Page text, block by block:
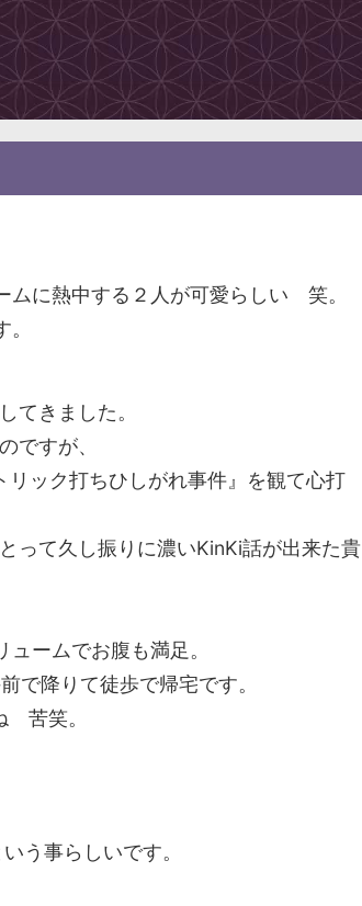
ムに熱中する２人が可愛らしい 笑。
てきました。
ですが、
ック打ちひしがれ事件』を観て心打
って久し振りに濃いKinKi話が出来た貴
ームでお腹も満足。
で降りて徒歩で帰宅です。
苦笑。
う事らしいです。